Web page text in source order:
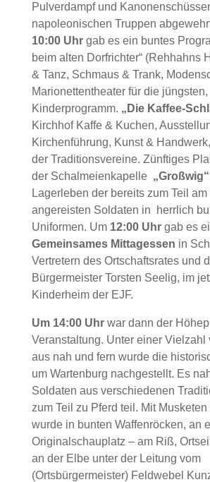
Pulverdampf und
napoleonischen Truppen
10:00 Uhrgab es ein buntes
beim alten Dorfrichter“ (Rehhahns
& Tanz, Schmaus & Trank,
Marionettentheater für die jüngsten,
Kinderprogramm. „Die Kaffee-
Kirchhof Kaffe & Kuchen,
Kirchenführung, Kunst &
der Traditionsvereine. Zünftiges
der Schalmeienkapelle „Großwig“
Lagerleben der bereits zum Teil
angereisten Soldaten in herrlich
Uniformen. Um 12:00 Uhrgab es
Gemeinsames Mittagessen in
Vertretern des Ortschaftsrates und
Bürgermeister Torsten Seelig, im
Kinderheim der EJF.
Um 14:00 Uhrwar dann der
Veranstaltung. Unter einer Vielzahl
aus nah und fern wurde die
um Wartenburg nachgestellt. Es
Soldaten aus verschiedenen
zum Teil zu Pferd teil. Mit
wurde in bunten Waffenröcken, an
Originalschauplatz – am Riß,
an der Elbe unter der Leitung vom
(Ortsbürgermeister) Feldwebel